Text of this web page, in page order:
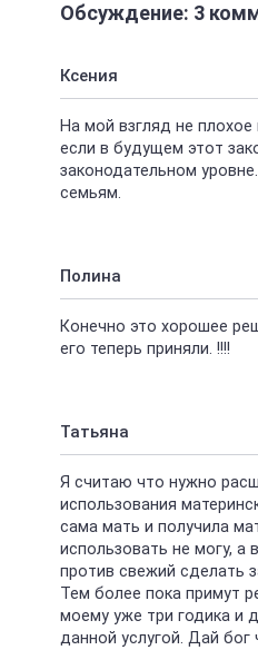
Обсуждение: 3
Ксения
На мой взгляд не
если в будущем этот
законодательном
семьям.
Полина
Конечно это хорошее
его теперь приняли. !!!!
Татьяна
Я считаю что нужно
использования
сама мать и получила
использовать не могу, а
против свежий сделать
Тем более пока примут
моему уже три годика и
данной услугой. Дай бог